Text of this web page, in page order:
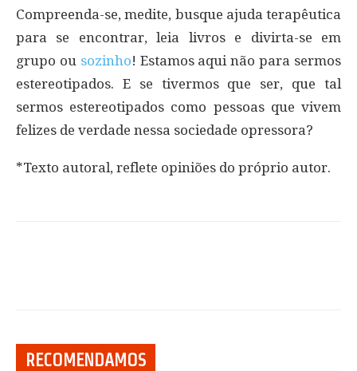
Compreenda-se, medite, busque ajuda terapêutica
para se encontrar, leia livros e divirta-se em
grupo ou sozinho! Estamos aqui não para sermos
estereotipados. E se tivermos que ser, que tal
sermos estereotipados como pessoas que vivem
felizes de verdade nessa sociedade opressora?
*Texto autoral, reflete opiniões do próprio autor.
RECOMENDAMOS